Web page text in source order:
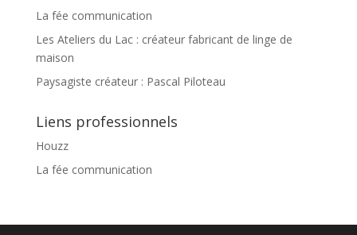
La fée communication
Les Ateliers du Lac : créateur fabricant de linge de
maison
Paysagiste créateur : Pascal Piloteau
Liens professionnels
Houzz
La fée communication